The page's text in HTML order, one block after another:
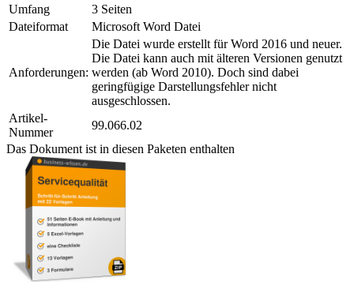
Umfang
3 Seiten
Dateiformat
Microsoft Word Datei
Anforderungen:
Die Datei wurde erstellt für Word 2016 und neuer.
Die Datei kann auch mit älteren Versionen genutzt
werden (ab Word 2010). Doch sind dabei
geringfügige Darstellungsfehler nicht
ausgeschlossen.
Artikel-
Nummer
99.066.02
Das Dokument ist in diesen Paketen enthalten